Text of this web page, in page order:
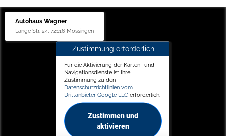
Autohaus Wagner
Lange Str. 24, 72116 Mössingen
Zustimmung erforderlich
Für die Aktivierung der Karten- und
Navigationsdienste ist Ihre
Zustimmung zu den
Datenschutzrichtlinien vom
Drittanbieter Google LLC erforderlich.
Zustimmen und
aktivieren